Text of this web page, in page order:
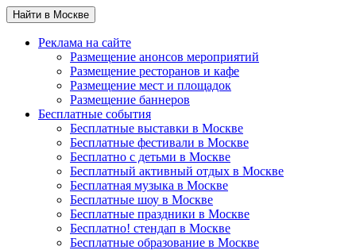
Найти в Москве
Реклама на сайте
Размещение анонсов мероприятий
Размещение ресторанов и кафе
Размещение мест и площадок
Размещение баннеров
Бесплатные события
Бесплатные выставки в Москве
Бесплатные фестивали в Москве
Бесплатно с детьми в Москве
Бесплатный активный отдых в Москве
Бесплатная музыка в Москве
Бесплатные шоу в Москве
Бесплатные праздники в Москве
Бесплатно! стендап в Москве
Бесплатные образование в Москве